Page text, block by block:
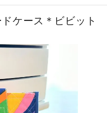
ケース＊ビビット